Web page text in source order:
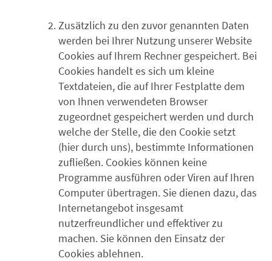
Zusätzlich zu den zuvor genannten Daten
werden bei Ihrer Nutzung unserer Website
Cookies auf Ihrem Rechner gespeichert. Bei
Cookies handelt es sich um kleine
Textdateien, die auf Ihrer Festplatte dem
von Ihnen verwendeten Browser
zugeordnet gespeichert werden und durch
welche der Stelle, die den Cookie setzt
(hier durch uns), bestimmte Informationen
zufließen. Cookies können keine
Programme ausführen oder Viren auf Ihren
Computer übertragen. Sie dienen dazu, das
Internetangebot insgesamt
nutzerfreundlicher und effektiver zu
machen. Sie können den Einsatz der
Cookies ablehnen.